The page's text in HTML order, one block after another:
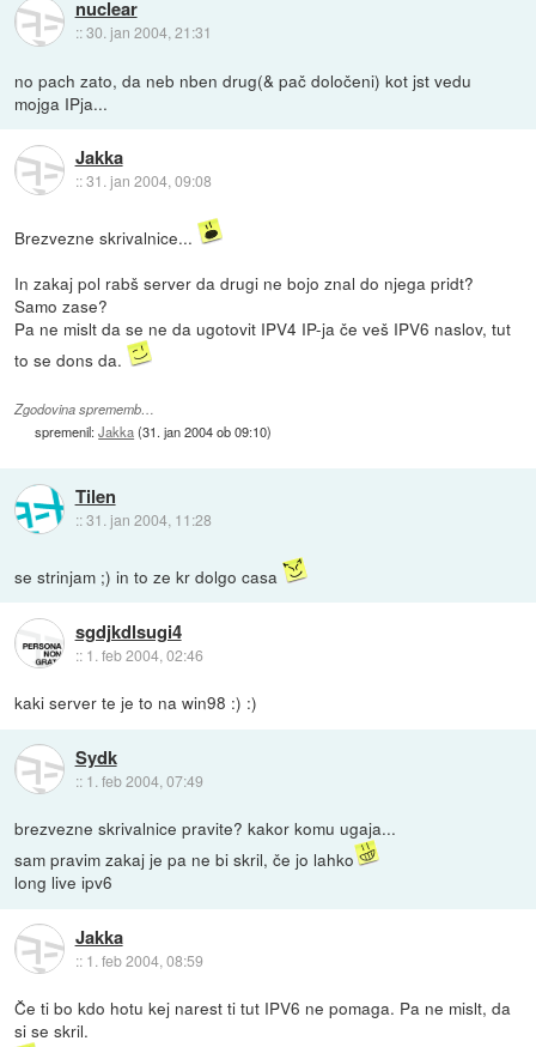
nuclear
::30. jan 2004, 21:31
no pach zato, da neb nben drug(& pač določeni) kot jst vedu
mojga IPja...
Jakka
::31. jan 2004, 09:08
Brezvezne skrivalnice...
In zakaj pol rabš server da drugi ne bojo znal do njega pridt?
Samo zase?
Pa ne mislt da se ne da ugotovit IPV4 IP-ja če veš IPV6 naslov, tut
to se dons da.
Zgodovina sprememb…
spremenil:Jakka(31. jan 2004 ob 09:10)
Tilen
::31. jan 2004, 11:28
se strinjam ;) in to ze kr dolgo casa
sgdjkdlsugi4
:: 1. feb 2004, 02:46
kaki server te je to na win98 :) :)
Sydk
:: 1. feb 2004, 07:49
brezvezne skrivalnice pravite? kakor komu ugaja...
sam pravim zakaj je pa ne bi skril, če jo lahko
long live ipv6
Jakka
:: 1. feb 2004, 08:59
Če ti bo kdo hotu kej narest ti tut IPV6 ne pomaga. Pa ne mislt, da
si se skril.